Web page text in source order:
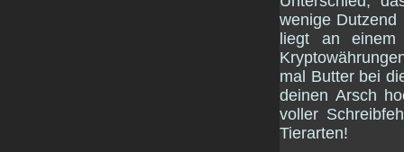
wenige
liegt an einem
mal Butter bei
deinen Arsch
voller
Tierarten!